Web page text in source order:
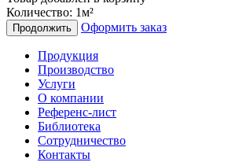
Количество: 1м²
Продолжить Оформить заказ
Продукция
Производство
Услуги
О компании
Референс-лист
Библиотека
Сотрудничество
Контакты